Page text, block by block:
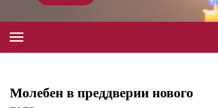
Молебен в преддверии нового